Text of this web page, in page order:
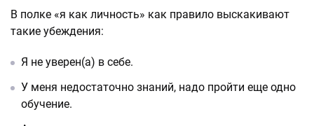
В полке «я как личность» как правило выскакивают
такие убеждения:
Я не уверен(а) в себе.
У меня недостаточно знаний, надо пройти еще одно
обучение.